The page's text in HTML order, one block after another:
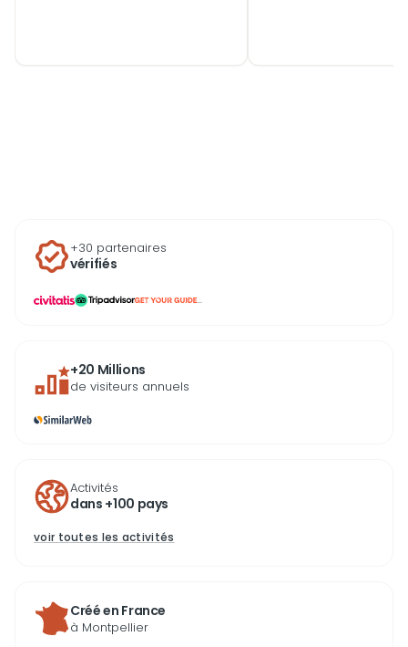
+30 partenaires
vérifiés
...
+20 Millions
de visiteurs annuels
Activités
dans +100 pays
voir toutes les activités
Créé en France
à Montpellier